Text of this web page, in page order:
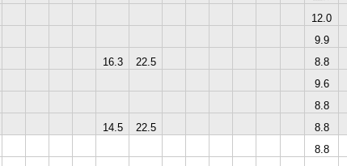
12.0
9.9
16.3 22.5
8.8
9.6
8.8
14.5 22.5
8.8
8.8